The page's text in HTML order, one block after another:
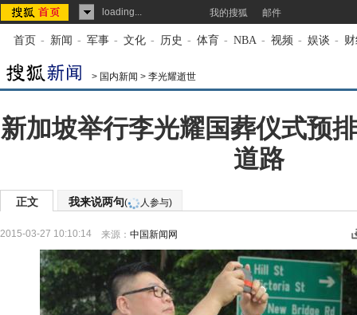
loading... 我的搜狐 邮件
首页 - 新闻 - 军事 - 文化 - 历史 - 体育 - NBA - 视频 - 娱谈 -
> 国内新闻 > 李光耀逝世
新加坡举行李光耀国葬仪式预
道路
正文 我来说两句( 人参与)
2015-03-27 10:10:14 来源： 中国新闻网